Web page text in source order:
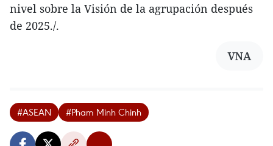
nivel sobre la Visión de la agrupación después
de 2025./.
VNA
#ASEAN #Pham Minh Chinh